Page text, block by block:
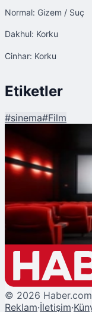
Normal: Gizem / Suç
Dakhul: Korku
Cinhar: Korku
Etiketler
#sinema#Film
Şu An Okunan
Bu Hafta Vizyonda 8
© 2026 Haber.com
Reklam·İletişim·